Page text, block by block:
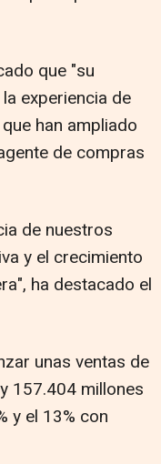
que "su
experiencia de
han ampliado
de compras
de nuestros
y el crecimiento
ha destacado el
unas ventas de
157.404 millones
y el 13% con